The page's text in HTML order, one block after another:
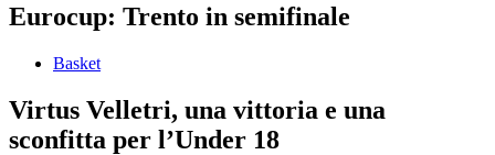
Eurocup: Trento in semifinale
Basket
Virtus Velletri, una vittoria e una
sconfitta per l’Under 18